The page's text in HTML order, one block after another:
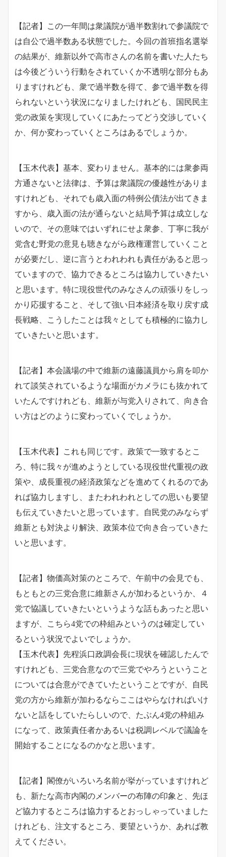
【記者】この一年間は衆議院が過半数割れで参議院で
は自公で過半数ある状態でした。今回の首班指名選挙
の結果が、維新以外で高市さんの名前を書いた人たち
は今後どういう行動をされていくか不透明な部分もあ
りますけれども、衆で過半数を得て、参で過半数を得
られないという状況になりましたけれども、国民民主
党の政策を実現していくにあたってどう交渉していく
か、何か変わっていくところはあるでしょうか。
【玉木代表】基本、変わりません。基本的には衆参両
方通さないと法律は、予算は衆議院の優越性がありま
すけれども、それでも歳入面の特例公債法が出てきま
すから、歳入面の法が通らないと結局予算は成立しな
いので、その意味ではいずれにせよ衆参、丁寧に我が
党含む野党の意見も聴きながら政権運営していくこと
が必要だし、逆に言うとわれわれも責任があると思っ
ていますので、協力できるところは協力していきたい
と思います。特に現役世代のみなさんの頑張りをしっ
かり応援すること、そして強い日本経済を取り戻す成
長戦略、こうしたことは我々としても積極的に協力し
ていきたいと思います。
【記者】本会議場の中で維新の遠藤議員から肩を叩か
れて談笑されているような場面がカメラにも抜かれて
いたんですけれども、維新が与党入りされて、向き合
い方はどのように変わっていくでしょうか。
【玉木代表】これも同じです。政策で一致するとこ
ろ、特に我々が進めようとしている現役世代重視の政
策や、成長重視の経済政策などを進めてくれるのであ
れば協力しますし、またわれわれとしての思いも要望
も伝えていきたいと思っています。自民党のみならず
維新とも対決より解決、政策本位で向き合っていきた
いと思います。
【記者】物価高対策のところで、午前中の会見でも、
もともとの三党合意に維新さんが加わるというか、４
党で協議していきたいというような話もあったと思い
ますが、こちら4党での枠組みというのは確定してい
るという状況でよいでしょうか。
【玉木代表】先程浜口政調会長に現状を確認したんで
すけれども、三党合意なので三党でやろうということ
については合意ができていたということですが、自民
党の方から維新が加わるならここはやらなければいけ
ないと話をしていたらしいので、たぶん4党の枠組み
になって、政策責任者かあるいは税調レベルで議論を
開始することになるのかなと思います。
【記者】閣僚がいろいろ名前が挙がっていますけれど
も、新たな高市内閣のメンバーの布陣の印象と、先ほ
ど協力するところは協力するとおっしゃっていました
けれども、注文するところ、要望というか、あれば教
えてください。